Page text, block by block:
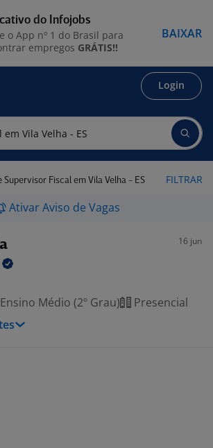
Login
Supervisor Fiscal em Vila Velha - ES FILTRAR
Ativar Aviso de Vagas
16 jun
Ensino Médio (2º Grau)
Presencial
do Infojobs
o App nº 1 do Brasil para
empregos GRÁTIS!!
BAIXAR